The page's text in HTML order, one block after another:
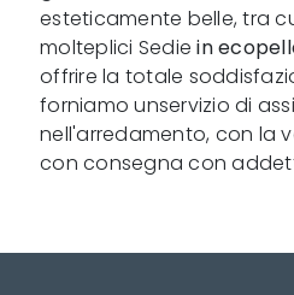
esteticamente belle, tra
molteplici Sediein
offrire la totale
forniamo unservizio di
nell'arredamento, con la
con consegna con